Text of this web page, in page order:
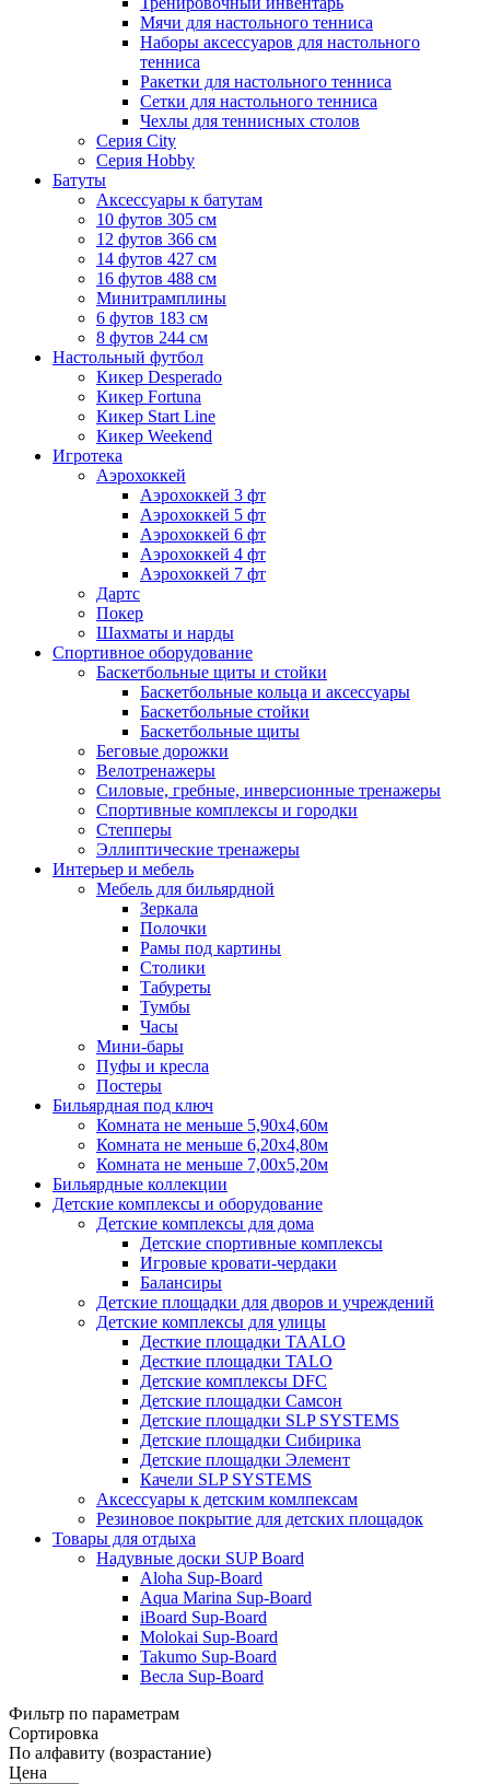
Мячи для настольного тенниса
Наборы аксессуаров для настольного
тенниса
Ракетки для настольного тенниса
Сетки для настольного тенниса
Чехлы для теннисных столов
Серия City
Серия Hobby
Батуты
Аксессуары к батутам
10 футов 305 см
12 футов 366 см
14 футов 427 см
16 футов 488 см
Минитрамплины
6 футов 183 см
8 футов 244 см
Настольный футбол
Кикер Desperado
Кикер Fortuna
Кикер Start Line
Кикер Weekend
Игротека
Аэрохоккей
Аэрохоккей 3 фт
Аэрохоккей 5 фт
Аэрохоккей 6 фт
Аэрохоккей 4 фт
Аэрохоккей 7 фт
Дартс
Покер
Шахматы и нарды
Спортивное оборудование
Баскетбольные щиты и стойки
Баскетбольные кольца и аксессуары
Баскетбольные стойки
Баскетбольные щиты
Беговые дорожки
Велотренажеры
Силовые, гребные, инверсионные тренажеры
Спортивные комплексы и городки
Степперы
Эллиптические тренажеры
Интерьер и мебель
Мебель для бильярдной
Зеркала
Полочки
Рамы под картины
Столики
Табуреты
Тумбы
Часы
Мини-бары
Пуфы и кресла
Постеры
Бильярдная под ключ
Комната не меньше 5,90х4,60м
Комната не меньше 6,20х4,80м
Комната не меньше 7,00х5,20м
Бильярдные коллекции
Детские комплексы и оборудование
Детские комплексы для дома
Детские спортивные комплексы
Игровые кровати-чердаки
Балансиры
Детские площадки для дворов и учреждений
Детские комплексы для улицы
Десткие площадки TAALO
Десткие площадки TALO
Детские комплексы DFC
Детские площадки Самсон
Детские площадки SLP SYSTEMS
Детские площадки Сибирика
Детские площадки Элемент
Качели SLP SYSTEMS
Аксессуары к детским комлпексам
Резиновое покрытие для детских площадок
Товары для отдыха
Надувные доски SUP Board
Aloha Sup-Board
Aqua Marina Sup-Board
iBoard Sup-Board
Molokai Sup-Board
Takumo Sup-Board
Весла Sup-Board
Фильтр по параметрам
Сортировка
По алфавиту (возрастание)
Цена